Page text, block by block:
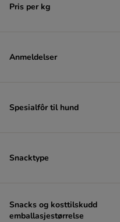
Pris per kg
Anmeldelser
Spesialfôr til hund
Snacktype
Snacks og kosttilskudd
emballasjestørrelse